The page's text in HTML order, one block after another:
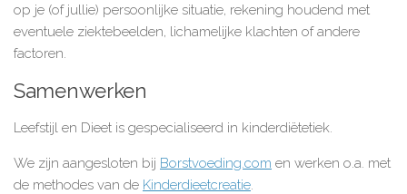
op je (of jullie) persoonlijke situatie, rekening houdend met
eventuele ziektebeelden, lichamelijke klachten of andere
factoren.
Samenwerken
Leefstijl en Dieet is gespecialiseerd in kinderdiëtetiek.
We zijn aangesloten bij Borstvoeding.com en werken o.a. met
de methodes van de Kinderdieetcreatie.